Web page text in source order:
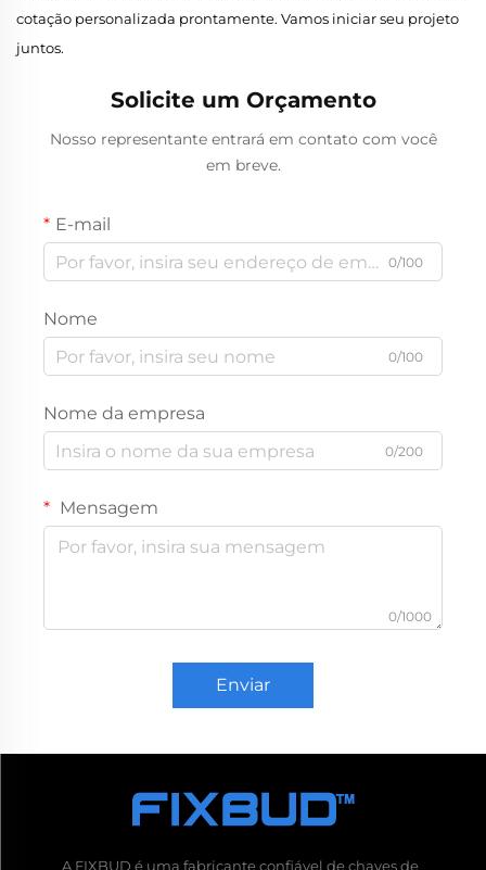
cotação personalizada prontamente. Vamos iniciar seu projeto
juntos.
Solicite um Orçamento
Nosso representante entrará em contato com você
em breve.
E-mail
0/100
Nome
0/100
Nome da empresa
0/200
Mensagem
0/1000
Enviar
A FIXBUD é uma fabricante confiável de chaves de